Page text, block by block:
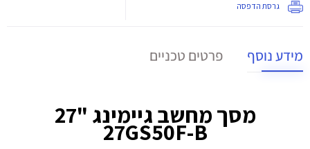
גרסת הדפסה
מידע נוסף פרטים טכניים
מסך מחשב גיימינג "27
27GS50F-B